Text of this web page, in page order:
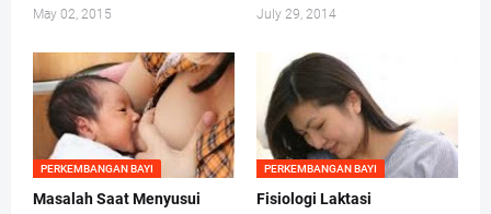
May 02, 2015 July 29, 2014
PERKEMBANGAN BAYI
Masalah Saat Menyusui
PERKEMBANGAN BAYI
Fisiologi Laktasi